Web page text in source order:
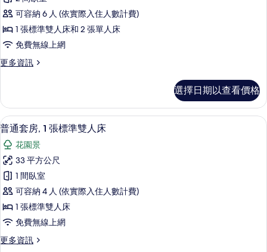
件
的
所
有
相
片
可容納 6 人 (依實際入住人數計費)
1 張標準雙人床和 2 張單人床
免費無線上網
更多資訊
更
的
詳
情
選擇日期以查看價格
顯
示
普
通
套
房,
1
張
標
免費迷你吧、客房內保險箱、書桌、隔
7
普通套房, 1 張標準雙人床
花園景
33 平方公尺
1 間臥室
可容納 4 人 (依實際入住人數計費)
1 張標準雙人床
免費無線上網
更多資訊
更